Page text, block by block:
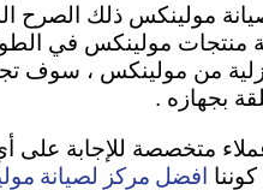
مولينكس ذلك الصرح
منتجات مولينكس في
من مولينكس ، سوف
بجهازه .
متخصصة للإجابة
افضل مركز لصيانة